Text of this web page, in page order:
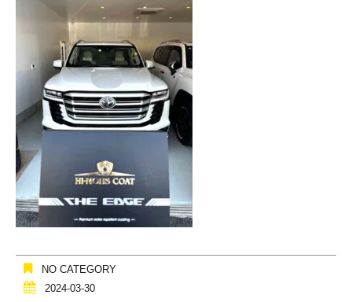
NO CATEGORY
2024-03-30